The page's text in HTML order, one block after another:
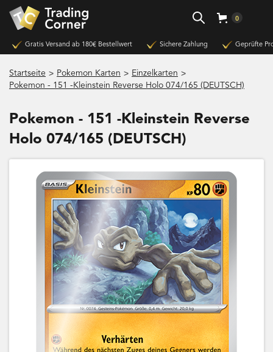
0
Gratis Versand ab 180€ Bestellwert Sichere Zahlung Geprüfte
Startseite > Pokemon Karten > Einzelkarten >
Pokemon - 151 -Kleinstein Reverse Holo 074/165 (DEUTSCH)
Pokemon - 151 -Kleinstein Reverse
Holo 074/165 (DEUTSCH)